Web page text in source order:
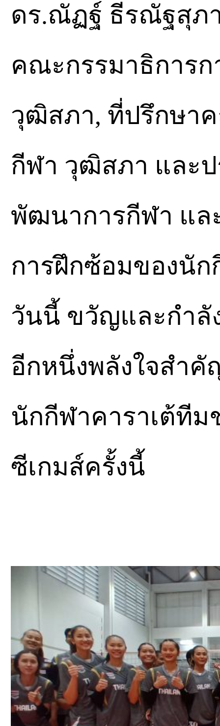
ดร.ณัฏฐ์ ธีรณัฐสุภ
คณะกรรมาธิการก
วุฒิสภา, ที่ปรึกษา
กีฬา วุฒิสภา และ
พัฒนาการกีฬา แ
การฝึกซ้อมของนัก
วันนี้ ขวัญและกำลั
อีกหนึ่งพลังใจสำคั
นักกีฬาคาราเต้ที
ซีเกมส์ครั้งนี้